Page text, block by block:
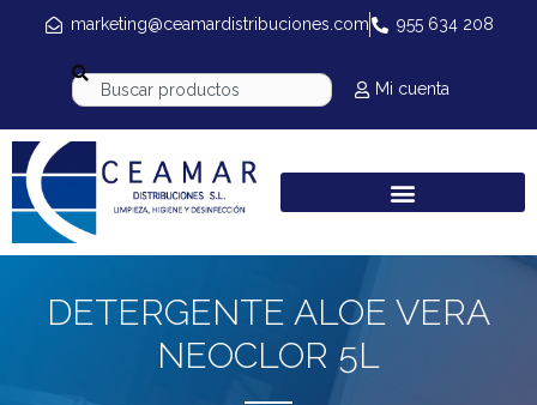
marketing@ceamardistribuciones.com 955 634 208
Mi cuenta
DETERGENTE ALOE VERA
NEOCLOR 5L